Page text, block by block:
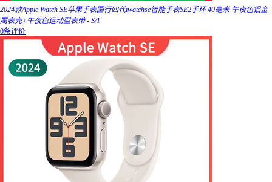
2024款Apple Watch SE苹果手表国行四代iwatchse智能手表SE2手环 40毫米 午夜色铝金
属表壳+午夜色运动型表带 - S/1
0条评价